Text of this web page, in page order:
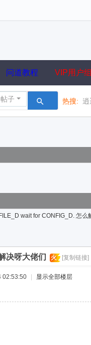
问道教程 VIP用户
帖子 热搜: 逍
FILE_D wait for CONFIG_D. 怎么
决呀大佬们 火 [复制链接]
02:53:50 显示全部楼层